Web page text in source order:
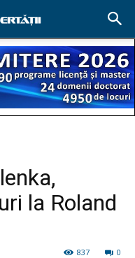
la Roland
0
837